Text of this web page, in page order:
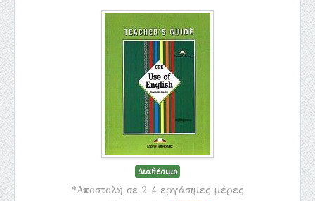
Διαθέσιμο
*Αποστολή σε 2-4 εργάσιμες μέρες